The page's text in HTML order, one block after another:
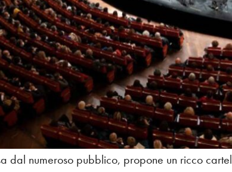
dal numeroso pubblico, propone un ricco